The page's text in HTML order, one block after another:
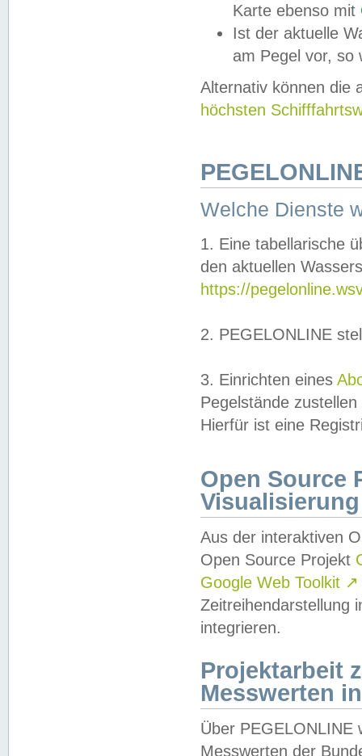
Karte ebenso mit
Ist der aktuelle
am Pegel vor,
Alternativ können die
höchsten
Welche Dienste
1. Eine tabellarische
den aktuellen
https://
2. PEGELONLINE
3. Einrichten eines
Pegelstände
Hierfür ist eine
Open Source
Visualisierung
Aus der interaktiven
Open Source Projekt
Google Web Toolkit ↗
Zeitreihendarstellung
integrieren.
Projektarbeit
Messwerten
Über PEGELONLINE
Messwerten der